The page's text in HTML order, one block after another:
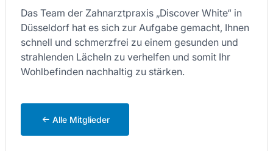
Das Team der Zahnarztpraxis „Discover White“ in
Düsseldorf hat es sich zur Aufgabe gemacht, Ihnen
schnell und schmerzfrei zu einem gesunden und
strahlenden Lächeln zu verhelfen und somit Ihr
Wohlbefinden nachhaltig zu stärken.
Alle Mitglieder